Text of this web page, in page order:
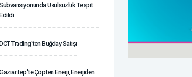
Sübvansiyonunda Usulsüzlük Tespit
Edildi
DCT Trading'ten Buğday Satışı
Gaziantep'te Çöpten Enerji, Enerjiden